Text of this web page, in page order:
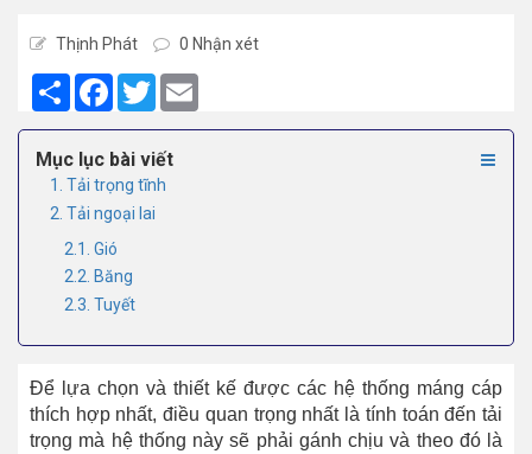
Thịnh Phát 0 Nhận xét
Share Facebook
Twitter
Mục lục bài viết
1. Tải trọng tĩnh
2. Tải ngoại lai
2.1. Gió
2.2. Băng
2.3. Tuyết
Để lựa chọn và thiết kế được các hệ thống máng cáp
thích hợp nhất, điều quan trọng nhất là tính toán đến tải
trọng mà hệ thống này sẽ phải gánh chịu và theo đó là